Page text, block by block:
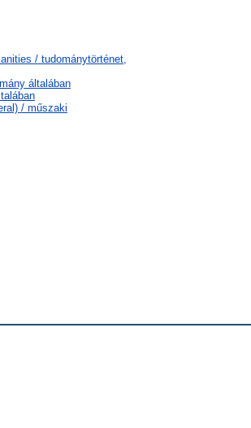
/ tudománytörténet,
általában
/ műszaki